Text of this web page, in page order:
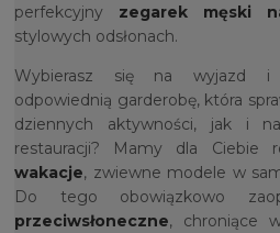
perfekcyjny zegarek męski
stylowych odsłonach.
Wybierasz się na wyjazd i
odpowiednią garderobę, która
dziennych aktywności, jak i
restauracji? Mamy dla Ciebie
wakacje, zwiewne modele w
Do tego obowiązkowo
przeciwsłoneczne, chroniące